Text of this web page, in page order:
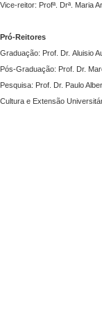
Vice-reitor: Profª. Drª. Maria
Pró-Reitores
Graduação: Prof. Dr. Aluisio
Pós-Graduação: Prof. Dr.
Pesquisa: Prof. Dr. Paulo
Cultura e Extensão